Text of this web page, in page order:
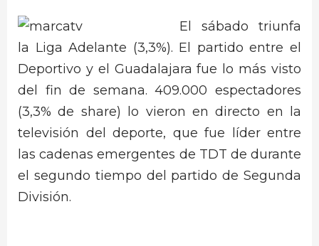
El sábado triunfa
la Liga Adelante (3,3%). El partido entre el
Deportivo y el Guadalajara fue lo más visto
del fin de semana. 409.000 espectadores
(3,3% de share) lo vieron en directo en la
televisión del deporte, que fue líder entre
las cadenas emergentes de TDT de durante
el segundo tiempo del partido de Segunda
División.